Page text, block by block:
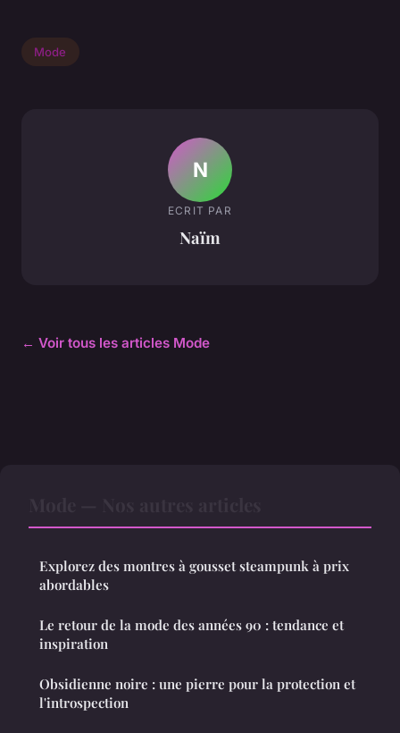
Mode
N
ECRIT PAR
Naïm
← Voir tous les articles Mode
Explorez des montres à gousset steampunk à prix
abordables
Le retour de la mode des années 90 : tendance et
inspiration
Obsidienne noire : une pierre pour la protection et
l'introspection